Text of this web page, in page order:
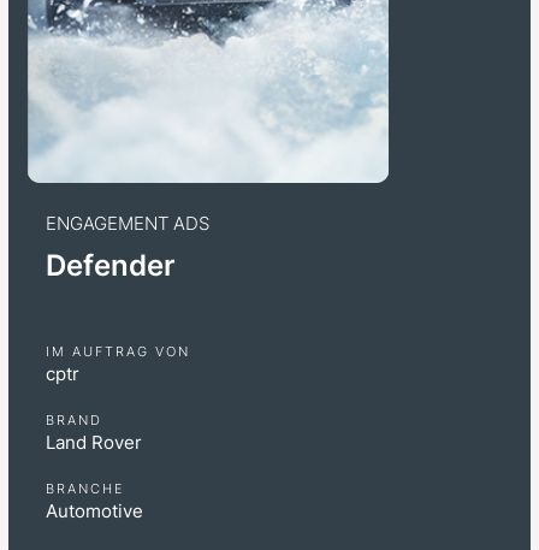
ENGAGEMENT ADS
Defender
IM AUFTRAG VON
cptr
BRAND
Land Rover
BRANCHE
Automotive